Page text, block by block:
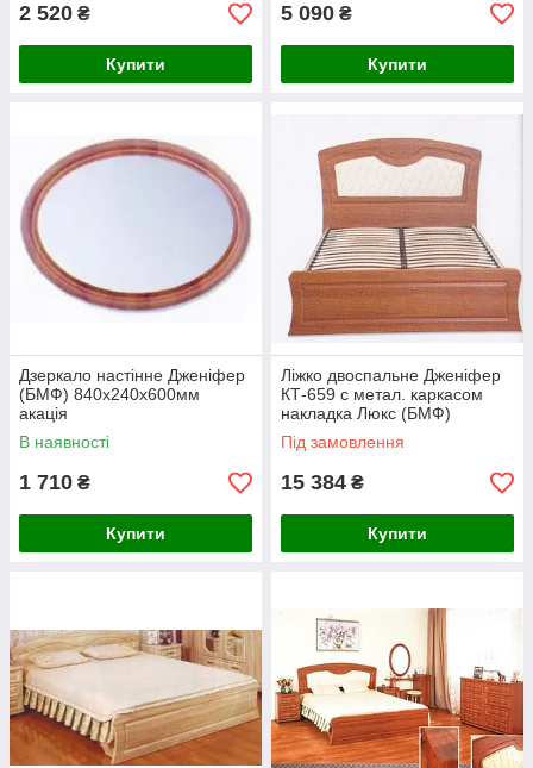
2 520 ₴
Купити
5 090 ₴
Купити
Дзеркало настінне Дженіфер
(БМФ) 840х240х600мм
акація
В наявності
1 710 ₴
Купити
Ліжко двоспальне Дженіфер
КТ-659 с метал. каркасом
накладка Люкс (БМФ)
1780х380х1100мм
Під замовлення
15 384 ₴
Купити